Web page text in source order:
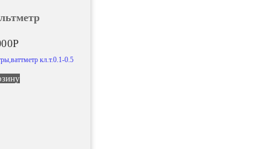
Р
кл.т.0.1-0.5